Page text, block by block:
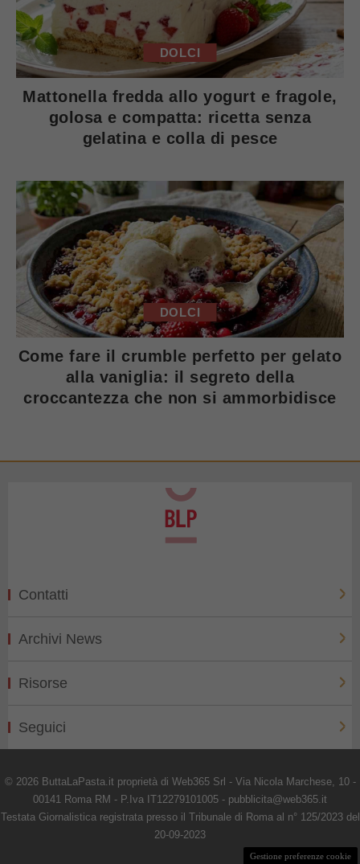
DOLCI
Mattonella fredda allo yogurt e fragole,
golosa e compatta: ricetta senza
gelatina e colla di pesce
DOLCI
Come fare il crumble perfetto per gelato
alla vaniglia: il segreto della
croccantezza che non si ammorbidisce
Contatti
Archivi News
Risorse
Seguici
© 2026 ButtaLaPasta.it proprietà di Web365 Srl - Via Nicola Marchese, 10 -
00141 Roma RM - P.Iva IT12279101005 - pubblicita@web365.it
Testata Giornalistica registrata presso il Tribunale di Roma al n° 125/2023 del
20-09-2023
Gestione preferenze cookie